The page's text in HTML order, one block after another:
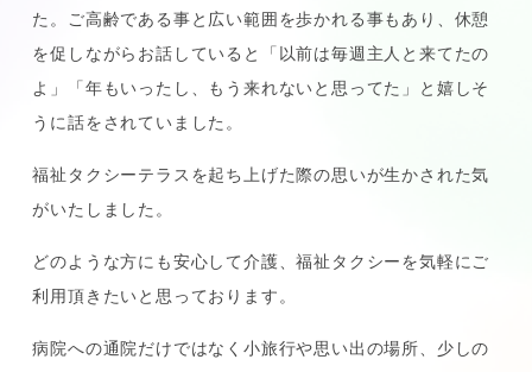
た。ご高齢である事と広い範囲を歩かれる事もあり、休憩
を促しながらお話していると「以前は毎週主人と来てたの
よ」「年もいったし、もう来れないと思ってた」と嬉しそ
うに話をされていました。
福祉タクシーテラスを起ち上げた際の思いが生かされた気
がいたしました。
どのような方にも安心して介護、福祉タクシーを気軽にご
利用頂きたいと思っております。
病院への通院だけではなく小旅行や思い出の場所、少しの